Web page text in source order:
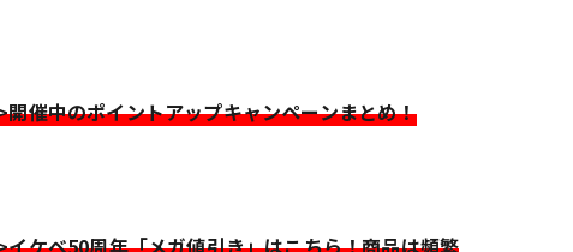
開催中のポイントアップキャンペーンまとめ！
イケベ50周年「メガ値引き」はこちら！商品は頻繁